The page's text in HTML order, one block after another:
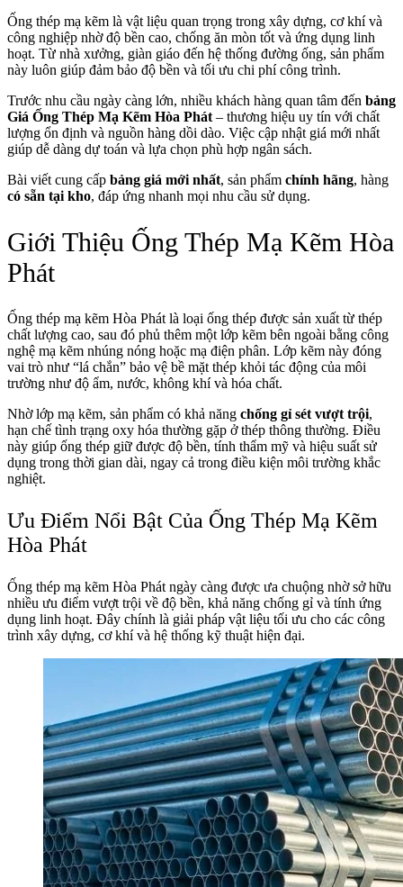
Ống thép mạ kẽm là vật liệu quan trọng trong xây dựng, cơ khí và
công nghiệp nhờ độ bền cao, chống ăn mòn tốt và ứng dụng linh
hoạt. Từ nhà xưởng, giàn giáo đến hệ thống đường ống, sản phẩm
này luôn giúp đảm bảo độ bền và tối ưu chi phí công trình.
Trước nhu cầu ngày càng lớn, nhiều khách hàng quan tâm đến bảng
Giá Ống Thép Mạ Kẽm Hòa Phát – thương hiệu uy tín với chất
lượng ổn định và nguồn hàng dồi dào. Việc cập nhật giá mới nhất
giúp dễ dàng dự toán và lựa chọn phù hợp ngân sách.
Bài viết cung cấp bảng giá mới nhất, sản phẩm chính hãng, hàng
có sẵn tại kho, đáp ứng nhanh mọi nhu cầu sử dụng.
Giới Thiệu Ống Thép Mạ Kẽm Hòa
Phát
Ống thép mạ kẽm Hòa Phát là loại ống thép được sản xuất từ thép
chất lượng cao, sau đó phủ thêm một lớp kẽm bên ngoài bằng công
nghệ mạ kẽm nhúng nóng hoặc mạ điện phân. Lớp kẽm này đóng
vai trò như “lá chắn” bảo vệ bề mặt thép khỏi tác động của môi
trường như độ ẩm, nước, không khí và hóa chất.
Nhờ lớp mạ kẽm, sản phẩm có khả năng chống gỉ sét vượt trội,
hạn chế tình trạng oxy hóa thường gặp ở thép thông thường. Điều
này giúp ống thép giữ được độ bền, tính thẩm mỹ và hiệu suất sử
dụng trong thời gian dài, ngay cả trong điều kiện môi trường khắc
nghiệt.
Ưu Điểm Nổi Bật Của Ống Thép Mạ Kẽm
Hòa Phát
Ống thép mạ kẽm Hòa Phát ngày càng được ưa chuộng nhờ sở hữu
nhiều ưu điểm vượt trội về độ bền, khả năng chống gỉ và tính ứng
dụng linh hoạt. Đây chính là giải pháp vật liệu tối ưu cho các công
trình xây dựng, cơ khí và hệ thống kỹ thuật hiện đại.